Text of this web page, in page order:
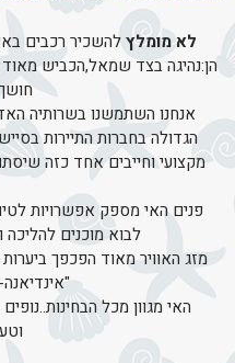
לא מומלץלהשכיר רכבים
הן:נהיגה בצד שמאל,הכביש
הגדולה בחברות התיירות
מקצועי וחייבים אחד כזה
פנים האי מספק אפשרויות
לבוא מוכנים
מזג האוויר מאוד הפכפך
האי מגוון מכל